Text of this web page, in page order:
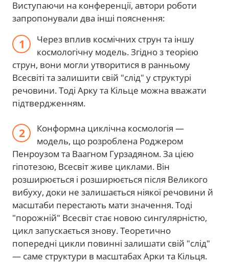
Виступаючи на конференції, автори роботи
запропонували два інші пояснення:
Через вплив космічних струн та іншу
космологічну модель. Згідно з теорією
струн, вони могли утворитися в ранньому
Всесвіті та залишити свій "слід" у структурі
речовини. Тоді Арку та Кільце можна вважати
підтвердженням.
Конформна циклічна космологія —
модель, що розроблена Роджером
Пенроузом та Ваагном Гурзадяном. За цією
гіпотезою, Всесвіт живе циклами. Він
розширюється і розширюється після Великого
вибуху, доки не залишається ніякої речовини й
масштаби перестають мати значення. Тоді
"порожній" Всесвіт стає новою сингулярністю,
цикл запускається знову. Теоретично
попередні цикли повинні залишати свій "слід"
— саме структури в масштабах Арки та Кільця.